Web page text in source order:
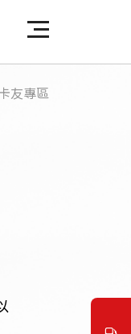
友專區